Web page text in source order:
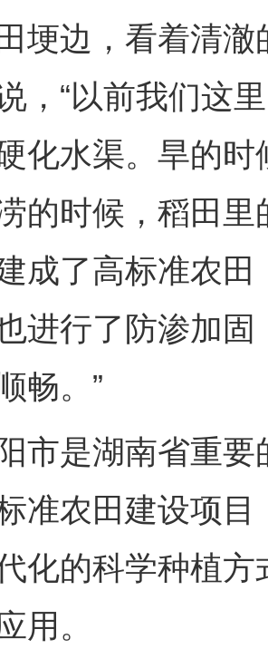
埂边，看着清
，“以前我们这
化水渠。旱的
的时候，稻田
成了高标准农
进行了防渗加
畅。”
是湖南省重要
准农田建设项
化的科学种植
用。